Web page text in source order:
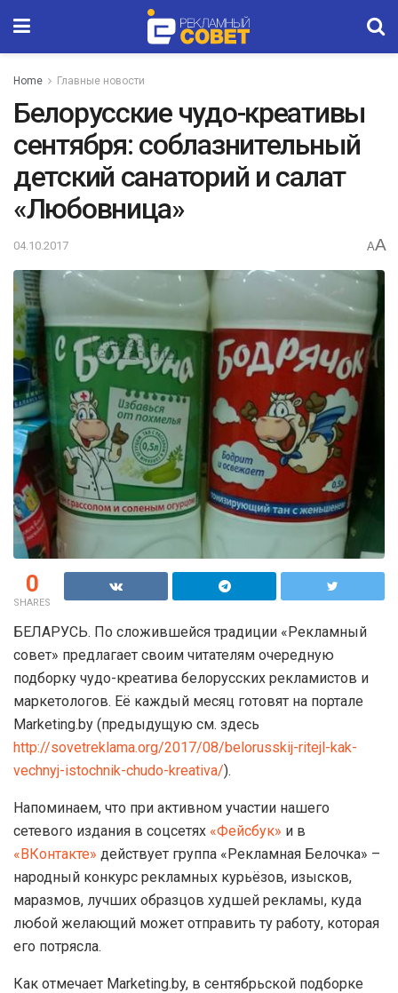
Home Главные новости
Белорусские чудо-креативы
сентября: соблазнительный
детский санаторий и салат
«Любовница»
04.10.2017 AA
0
SHARES
БЕЛАРУСЬ. По сложившейся традиции «Рекламный
совет» предлагает своим читателям очередную
подборку чудо-креатива белорусских рекламистов и
маркетологов. Её каждый месяц готовят на портале
Marketing.by (предыдущую см. здесь
http://sovetreklama.org/2017/08/belorusskij-ritejl-kak-
vechnyj-istochnik-chudo-kreativa/).
Напоминаем, что при активном участии нашего
сетевого издания в соцсетях «Фейсбук» и в
«ВКонтакте» действует группа «Рекламная Белочка» –
народный конкурс рекламных курьёзов, изысков,
маразмов, лучших образцов худшей рекламы, куда
любой желающий может отправить ту работу, которая
его потрясла.
Как отмечает Marketing.by, в сентябрьской подборке